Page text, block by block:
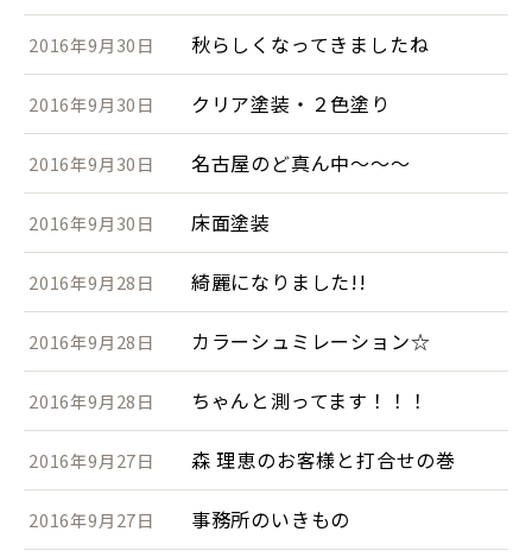
2016年9月30日 秋らしくなってきましたね
2016年9月30日 クリア塗装・２色塗り
2016年9月30日 名古屋のど真ん中～～～
2016年9月30日 床面塗装
2016年9月28日 綺麗になりました!!
2016年9月28日 カラーシュミレーション☆
2016年9月28日 ちゃんと測ってます！！！
2016年9月27日 森 理恵のお客様と打合せの巻
2016年9月27日 事務所のいきもの